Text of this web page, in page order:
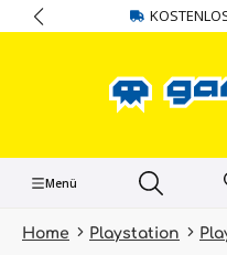
springen
Menü
Home Playstation